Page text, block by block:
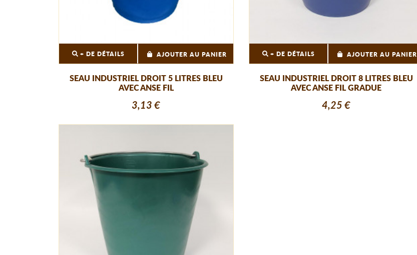
+ DE DÉTAILS AJOUTER AU PANIER
SEAU INDUSTRIEL DROIT 5 LITRES BLEU
AVEC ANSE FIL
3,13 €
+ DE DÉTAILS AJOUTER AU PANIER
SEAU INDUSTRIEL DROIT 8 LITRES BLEU
AVEC ANSE FIL GRADUE
4,25 €